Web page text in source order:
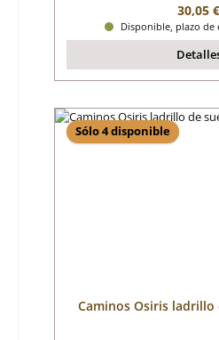
Precio
30,05 €
Disponible, plazo de
Sólo 4 disponible
Caminos Osiris